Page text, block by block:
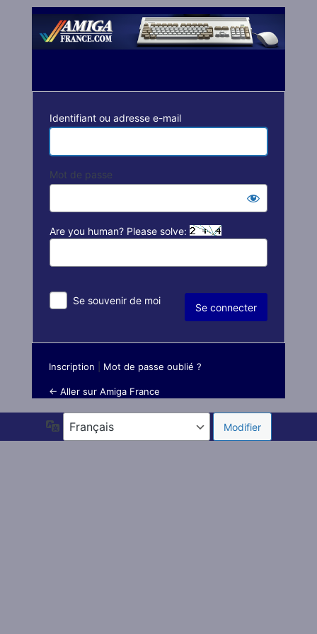
connecter
Identifiant ou adresse e-mail
Mot de passe
Are you human? Please solve:
Se souvenir de moi
Inscription Mot de passe oublié ?
← Aller sur Amiga France
Langue